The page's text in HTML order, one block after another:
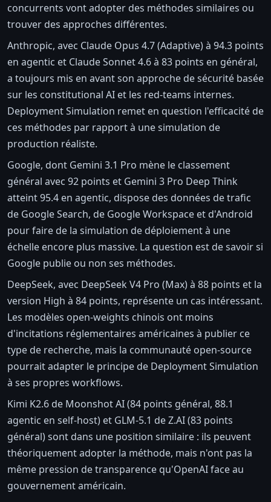
concurrents vont adopter des méthodes similaires ou
trouver des approches différentes.
Anthropic, avec Claude Opus 4.7 (Adaptive) à 94.3 points
en agentic et Claude Sonnet 4.6 à 83 points en général,
a toujours mis en avant son approche de sécurité basée
sur les constitutional AI et les red-teams internes.
Deployment Simulation remet en question l'efficacité de
ces méthodes par rapport à une simulation de
production réaliste.
Google, dont Gemini 3.1 Pro mène le classement
général avec 92 points et Gemini 3 Pro Deep Think
atteint 95.4 en agentic, dispose des données de trafic
de Google Search, de Google Workspace et d'Android
pour faire de la simulation de déploiement à une
échelle encore plus massive. La question est de savoir si
Google publie ou non ses méthodes.
DeepSeek, avec DeepSeek V4 Pro (Max) à 88 points et la
version High à 84 points, représente un cas intéressant.
Les modèles open-weights chinois ont moins
d'incitations réglementaires américaines à publier ce
type de recherche, mais la communauté open-source
pourrait adapter le principe de Deployment Simulation
à ses propres workflows.
Kimi K2.6 de Moonshot AI (84 points général, 88.1
agentic en self-host) et GLM-5.1 de Z.AI (83 points
général) sont dans une position similaire : ils peuvent
théoriquement adopter la méthode, mais n'ont pas la
même pression de transparence qu'OpenAI face au
gouvernement américain.